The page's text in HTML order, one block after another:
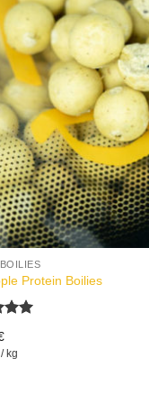
Protein Boilies
/ kg